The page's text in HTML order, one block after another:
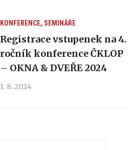
KONFERENCE, SEMINÁŘE
Registrace vstupenek na 4.
ročník konference ČKLOP
– OKNA & DVEŘE 2024
1. 8. 2024